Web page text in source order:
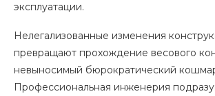
эксплуатации.
Нелегализованные изменения
превращают прохождение весового
невыносимый бюрократический
Профессиональная инженерия